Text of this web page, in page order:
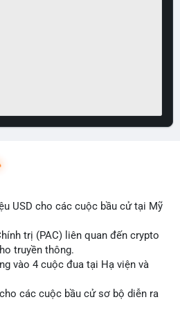
USD cho các cuộc bầu cử tại Mỹ
trị (PAC) liên quan đến crypto
truyền thông.
vào 4 cuộc đua tại Hạ viện và
các cuộc bầu cử sơ bộ diễn ra